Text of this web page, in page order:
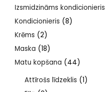
Izsmidzināms kondicionieris
Kondicionieris (8)
Krēms (2)
Maska (18)
Matu kopšana (44)
Attīrošs līdzeklis (1)